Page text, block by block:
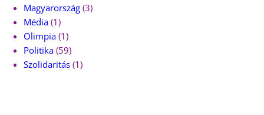
Magyarország (3)
Média (1)
Olimpia (1)
Politika (59)
Szolidaritás (1)